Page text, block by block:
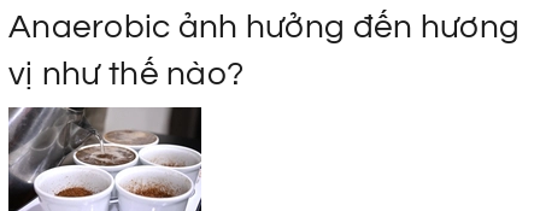
Anaerobic ảnh hưởng đến hương
vị như thế nào?